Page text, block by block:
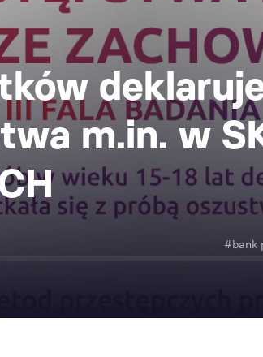
m.in. w
#bank